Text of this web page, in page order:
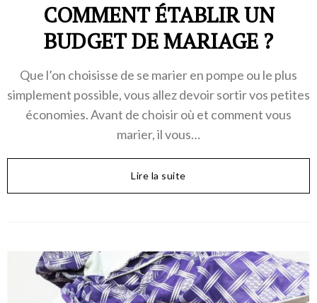
COMMENT ÉTABLIR UN
BUDGET DE MARIAGE ?
Que l’on choisisse de se marier en pompe ou le plus
simplement possible, vous allez devoir sortir vos petites
économies. Avant de choisir où et comment vous
marier, il vous…
Lire la suite